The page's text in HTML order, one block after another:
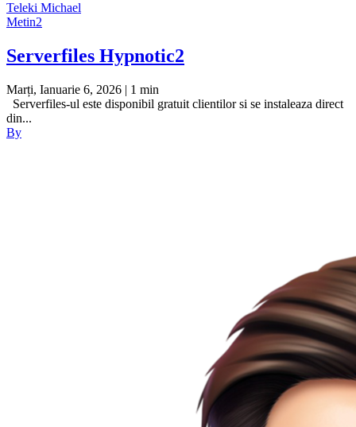
Teleki Michael
Metin2
Serverfiles Hypnotic2
Marți, Ianuarie 6, 2026 | 1 min
Serverfiles-ul este disponibil gratuit clientilor si se instaleaza direct
din...
By